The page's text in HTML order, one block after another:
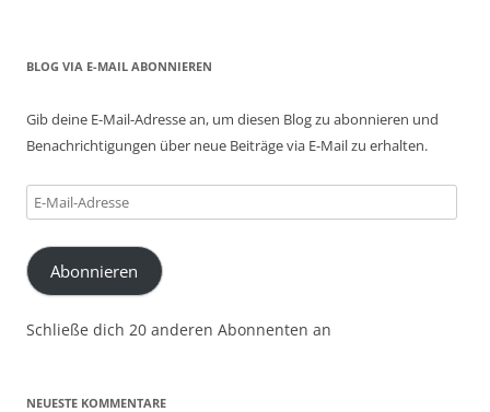
BLOG VIA E-MAIL ABONNIEREN
Gib deine E-Mail-Adresse an, um diesen Blog zu abonnieren und
Benachrichtigungen über neue Beiträge via E-Mail zu erhalten.
E-
Mail-
Adresse
Abonnieren
Schließe dich 20 anderen Abonnenten an
NEUESTE KOMMENTARE